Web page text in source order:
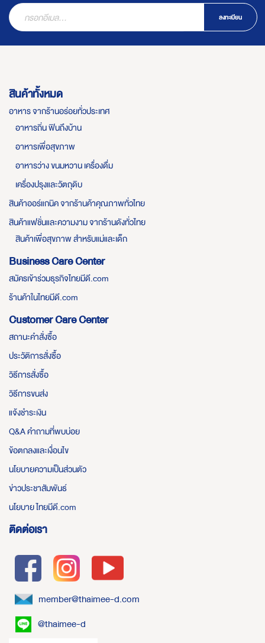
ลงทะเบียน
สินค้าทั้งหมด
อาหาร จากร้านอร่อยทั่วประเทศ
อาหารถิ่น ฟินถึงบ้าน
อาหารเพื่อสุขภาพ
อาหารว่าง ขนมหวาน เครื่องดื่ม
เครื่องปรุงและวัตถุดิบ
สินค้าออร์แกนิค จากร้านค้าคุณภาพทั่วไทย
สินค้าแฟชั่นและความงาม จากร้านดังทั่วไทย
สินค้าเพื่อสุขภาพ สำหรับแม่และเด็ก
Business Care Center
สมัครเข้าร่วมธุรกิจไทยมีดี.com
ร้านค้าในไทยมีดี.com
Customer Care Center
สถานะคำสั่งซื้อ
ประวัติการสั่งซื้อ
วิธีการสั่งซื้อ
วิธีการขนส่ง
แจ้งชำระเงิน
Q&A คำถามที่พบบ่อย
ข้อตกลงและเงื่อนไข
นโยบายความเป็นส่วนตัว
ข่าวประชาสัมพันธ์
นโยบาย ไทยมีดี.com
ติดต่อเรา
member@thaimee-d.com
@thaimee-d